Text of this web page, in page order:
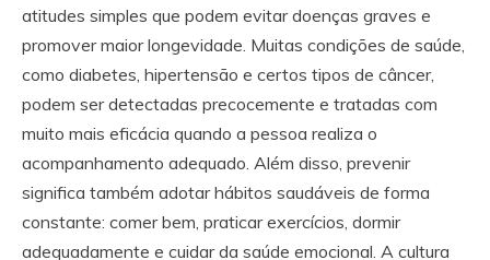
atitudes simples que podem evitar doenças graves e
promover maior longevidade. Muitas condições de saúde,
como diabetes, hipertensão e certos tipos de câncer,
podem ser detectadas precocemente e tratadas com
muito mais eficácia quando a pessoa realiza o
acompanhamento adequado. Além disso, prevenir
significa também adotar hábitos saudáveis de forma
constante: comer bem, praticar exercícios, dormir
adequadamente e cuidar da saúde emocional. A cultura